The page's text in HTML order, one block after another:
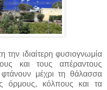
την ιδιαίτερη φυσιογνωμία
και τους απέραντους
μέχρι τη θάλασσα
όρμους, κόλπους και τα